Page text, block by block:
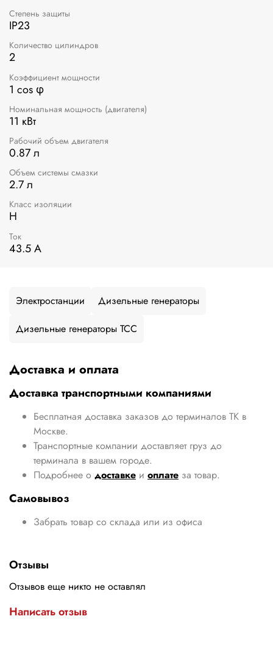
Степень защиты
IP23
Количество цилиндров
2
Коэффициент мощности
1 cos φ
Номинальная мощность (двигателя)
11 кВт
Рабочий объем двигателя
0.87 л
Объем системы смазки
2.7 л
Класс изоляции
H
Ток
43.5 А
Электростанции
Дизельные генераторы
Дизельные генераторы ТСС
Доставка и оплата
Доставка транспортными компаниями
Бесплатная доставка заказов до терминалов ТК в
Москве.
Транспортные компании доставляет груз до
терминала в вашем городе.
Подробнее о доставке и оплате за товар.
Самовывоз
Забрать товар со склада или из офиса
Отзывы
Отзывов еще никто не оставлял
Написать отзыв